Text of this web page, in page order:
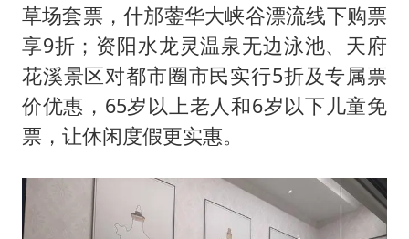
草场套票，什邡蓥华大峡谷漂流线下购票
享9折；资阳水龙灵温泉无边泳池、天府
花溪景区对都市圈市民实行5折及专属票
价优惠，65岁以上老人和6岁以下儿童免
票，让休闲度假更实惠。